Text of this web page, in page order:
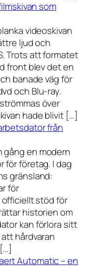
som
videoskivan
ljud och
Trots att formatet
front blev det en
banade väg för
och Blu-ray.
över
hade blivit […]
från
gång en modern
för företag. I dag
gränsland:
för
stöd för
historien om
kan förlora sitt
hårdvaran
Automatic – en